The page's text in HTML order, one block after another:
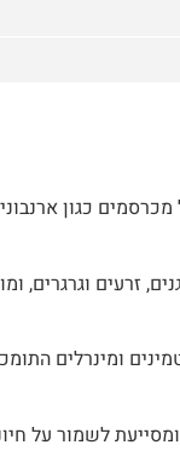
כגון
זרעים וגרגרים,
ומינרלים
לשמור על